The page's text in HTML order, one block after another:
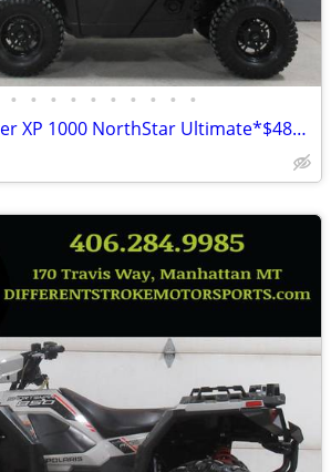
• • • • • • • • • •
2024 Polaris Ranger XP 1000 NorthStar Ultimate*$489/Month OAC $0 Down*